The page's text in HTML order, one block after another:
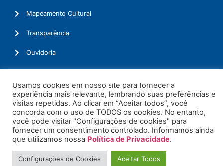
Mapeamento Cultural
Transparência
Ouvidoria
© 2026. Todos os Direitos Reservados.
Usamos cookies em nosso site para fornecer a
experiência mais relevante, lembrando suas preferências e
visitas repetidas. Ao clicar em “Aceitar todos”, você
concorda com o uso de TODOS os cookies. No entanto,
você pode visitar "Configurações de cookies" para
fornecer um consentimento controlado. Informamos ainda
que utilizamos nossa Política de Privacidade.
Configurações de Cookies Aceitar Todos